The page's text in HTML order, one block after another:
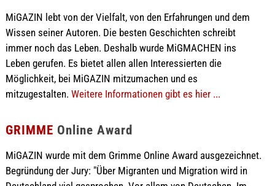
MiGAZIN lebt von der Vielfalt, von den Erfahrungen und dem
Wissen seiner Autoren. Die besten Geschichten schreibt
immer noch das Leben. Deshalb wurde MiGMACHEN ins
Leben gerufen. Es bietet allen allen Interessierten die
Möglichkeit, bei MiGAZIN mitzumachen und es
mitzugestalten. Weitere Informationen gibt es hier ...
GRIMME Online Award
MiGAZIN wurde mit dem Grimme Online Award ausgezeichnet.
Begründung der Jury: "Über Migranten und Migration wird in